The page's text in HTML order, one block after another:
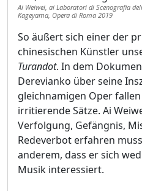
Ai Weiwei, ai Laboratori di Scenografia
Kageyama, Opera di Roma 2019
So äußert sich einer der
chinesischen Künstler
Turandot. In dem
Derevianko über seine
gleichnamigen Oper
irritierende Sätze. Ai
Verfolgung, Gefängnis,
Redeverbot erfahren
anderem, dass er sich
Musik interessiert.